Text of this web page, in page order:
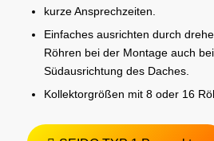
kurze Ansprechzeiten.
Einfaches ausrichten durch
Röhren bei der Montage auch
Südausrichtung des Daches.
Kollektorgrößen mit 8 oder 16